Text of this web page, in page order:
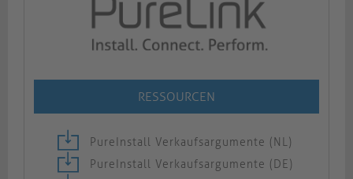
RESSOURCEN
PureInstall Verkaufsargumente (NL)
PureInstall Verkaufsargumente (DE)